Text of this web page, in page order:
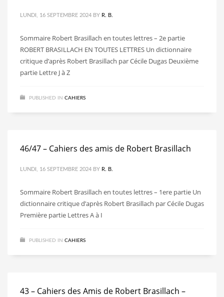
LUNDI, 16 SEPTEMBRE 2024 BY R. B.
Sommaire Robert Brasillach en toutes lettres – 2e partie
ROBERT BRASILLACH EN TOUTES LETTRES Un dictionnaire
critique d’après Robert Brasillach par Cécile Dugas Deuxième
partie Lettre J à Z
PUBLISHED IN CAHIERS
46/47 – Cahiers des amis de Robert Brasillach
LUNDI, 16 SEPTEMBRE 2024 BY R. B.
Sommaire Robert Brasillach en toutes lettres – 1ere partie Un
dictionnaire critique d’après Robert Brasillach par Cécile Dugas
Première partie Lettres A à I
PUBLISHED IN CAHIERS
43 – Cahiers des Amis de Robert Brasillach –